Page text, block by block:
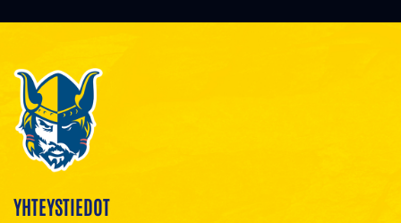
YHTEYSTIEDOT